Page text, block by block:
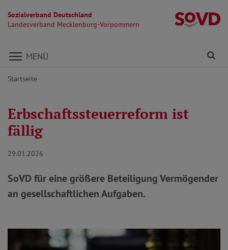
Sozialverband Deutschland
Landesverband Mecklenburg-Vorpommern
Direkt zu den Inhalten springen
MENÜ
Startseite
Erbschaftssteuerreform ist
fällig
29.01.2026
SoVD für eine größere Beteiligung Vermögender
an gesellschaftlichen Aufgaben.